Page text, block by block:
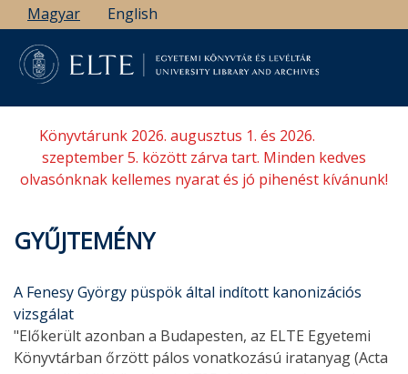
Ugrás
a
tartalomra
Magyar English
Könyvtárunk 2026. augusztus 1. és 2026.
szeptember 5. között zárva tart. Minden kedves
olvasónknak kellemes nyarat és jó pihenést kívánunk!
GYŰJTEMÉNY
A Fenesy György püspök által indított kanonizációs
vizsgálat
"Előkerült azonban a Budapesten, az ELTE Egyetemi
Könyvtárban őrzött pálos vonatkozású iratanyag (Acta